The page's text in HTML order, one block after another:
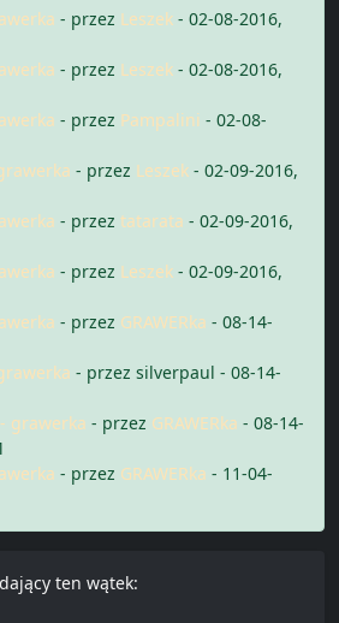
- przez Leszek - 02-08-2016,
- przez Leszek - 02-08-2016,
- przez Pampalini - 02-08-
- przez Leszek - 02-09-2016,
- przez tatarata - 02-09-2016,
- przez Leszek - 02-09-2016,
- przez GRAWERka - 08-14-
- przez silverpaul - 08-14-
grawerka - przez GRAWERka - 08-14-
- przez GRAWERka - 11-04-
ten wątek: